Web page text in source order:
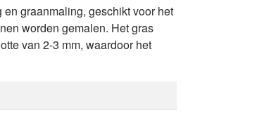
graanmaling, geschikt voor het
worden gemalen. Het gras
van 2-3 mm, waardoor het